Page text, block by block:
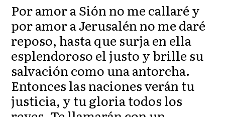
Por amor a Sión no me callaré y
por amor a Jerusalén no me daré
reposo, hasta que surja en ella
esplendoroso el justo y brille su
salvación como una antorcha.
Entonces las naciones verán tu
justicia, y tu gloria todos los